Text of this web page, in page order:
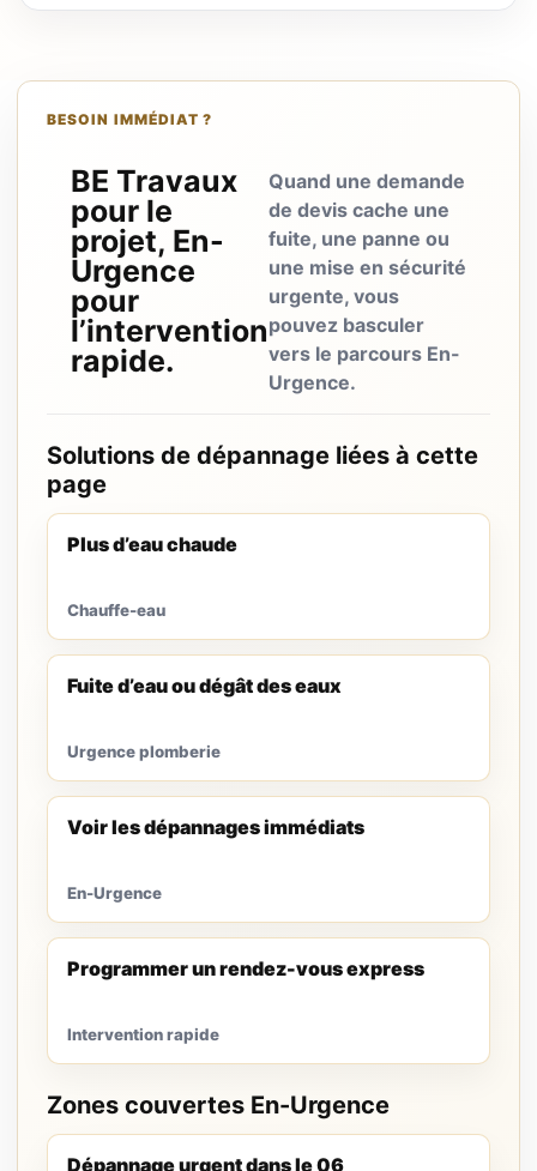
BESOIN IMMÉDIAT ?
BE Travaux
pour le
projet, En-
Urgence
pour
l’intervention
rapide.
Quand une demande
de devis cache une
fuite, une panne ou
une mise en sécurité
urgente, vous
pouvez basculer
vers le parcours En-
Urgence.
Solutions de dépannage liées à cette
page
Plus d’eau chaude
Chauffe-eau
Fuite d’eau ou dégât des eaux
Urgence plomberie
Voir les dépannages immédiats
En-Urgence
Programmer un rendez-vous express
Intervention rapide
Zones couvertes En-Urgence
Dépannage urgent dans le 06